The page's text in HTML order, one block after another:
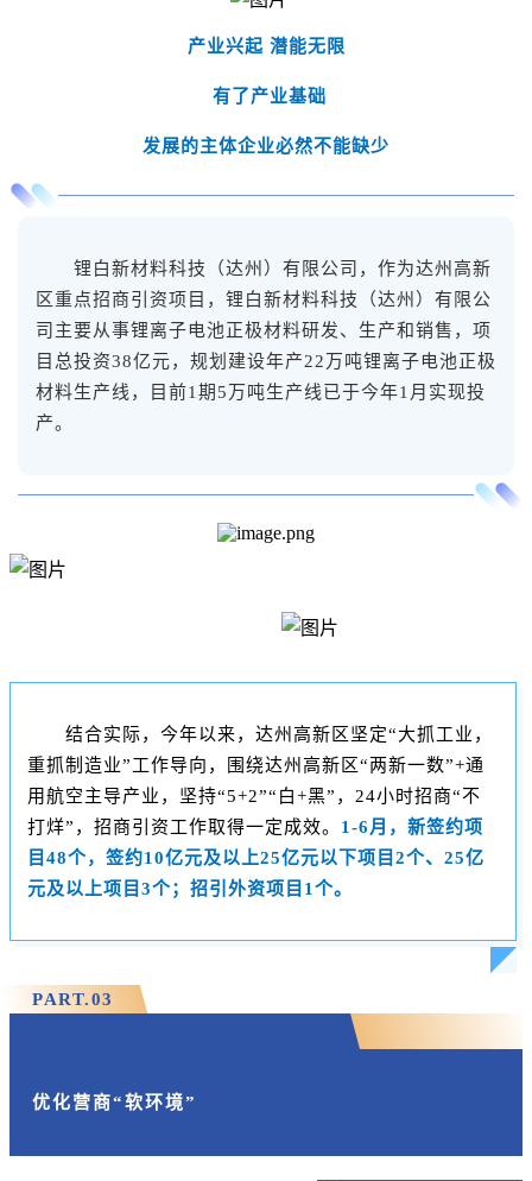
产业兴起 潜能无限
有了产业基础
发展的主体企业必然不能缺少
锂白新材料科技（达州）有限公司，作为达州高新
区重点招商引资项目，锂白新材料科技（达州）有限公
司主要从事锂离子电池正极材料研发、生产和销售，项
目总投资38亿元，规划建设年产22万吨锂离子电池正极
材料生产线，目前1期5万吨生产线已于今年1月实现投
产。
结合实际，今年以来，达州高新区坚定“大抓工业，
重抓制造业”工作导向，围绕达州高新区“两新一数”+通
用航空主导产业，坚持“5+2”“白+黑”，24小时招商“不
打烊”，招商引资工作取得一定成效。 1-6月，新签约项
目48个，签约10亿元及以上25亿元以下项目2个、25亿
元及以上项目3个；招引外资项目1个。
PART.03
优化营商“软环境”